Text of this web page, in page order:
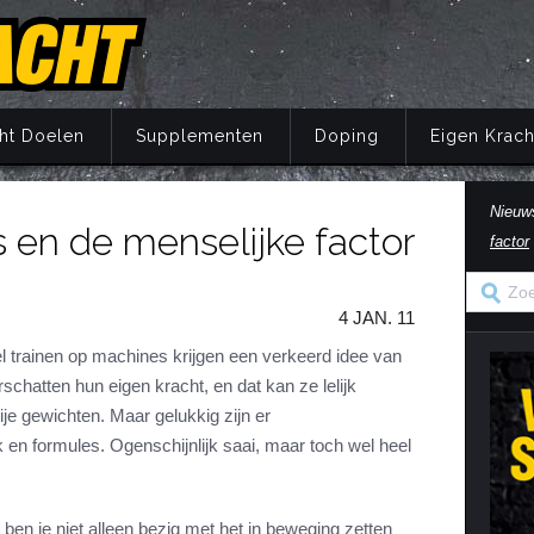
Trainingsprincipes
Krachtoefeningen Armen
Krachtoefeningen Borst
Krachtoefeningen Buik
Belang van voeding
Koolhydraten
Vetten
Doelen
Principes
Supplementen
Herstel
Mentaal
Principes
Voeding
Supplementen
Supplementen Doping
Wat is doping?
Nuchtere feiten over doping
Veel gestelde vragen
Eigen
Eigen Kracht
en de menselijke factor
4 JAN. 11
op machines krijgen een verkeerd idee van
hun eigen kracht, en dat kan ze lelijk
gewichten. Maar gelukkig zijn er
formules. Ogenschijnlijk saai, maar toch wel heel
je niet alleen bezig met het in beweging zetten
factor